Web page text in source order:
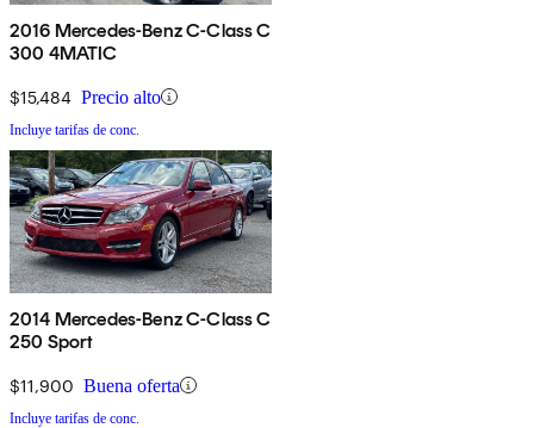
2016 Mercedes-Benz C-Class C
300 4MATIC
$15,484 Precio alto
Incluye tarifas de conc.
2014 Mercedes-Benz C-Class C
250 Sport
$11,900 Buena oferta
Incluye tarifas de conc.